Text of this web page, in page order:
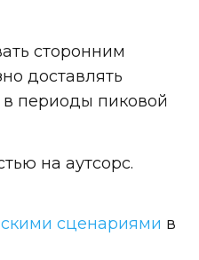
сторонним
доставлять
в периоды пиковой
на аутсорс.
сценариями в